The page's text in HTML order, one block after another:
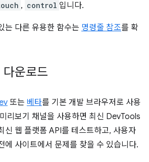
, control 입니다.
는 다른 유용한 함수는 명령줄 참조를 확
다운로드
또는 베타를 기본 개발 브라우저로 사용
리보기 채널을 사용하면 최신 DevTools
신 웹 플랫폼 API를 테스트하고, 사용자
에 사이트에서 문제를 찾을 수 있습니다.